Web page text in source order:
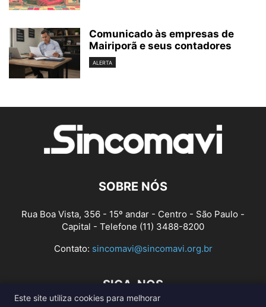
Comunicado às empresas de
Mairiporã e seus contadores
ALERTA
SOBRE NÓS
Rua Boa Vista, 356 - 15º andar - Centro - São Paulo -
Capital - Telefone (11) 3488-8200
Contato: sincomavi@sincomavi.org.br
SIGA-NOS
Este site utiliza cookies para melhorar